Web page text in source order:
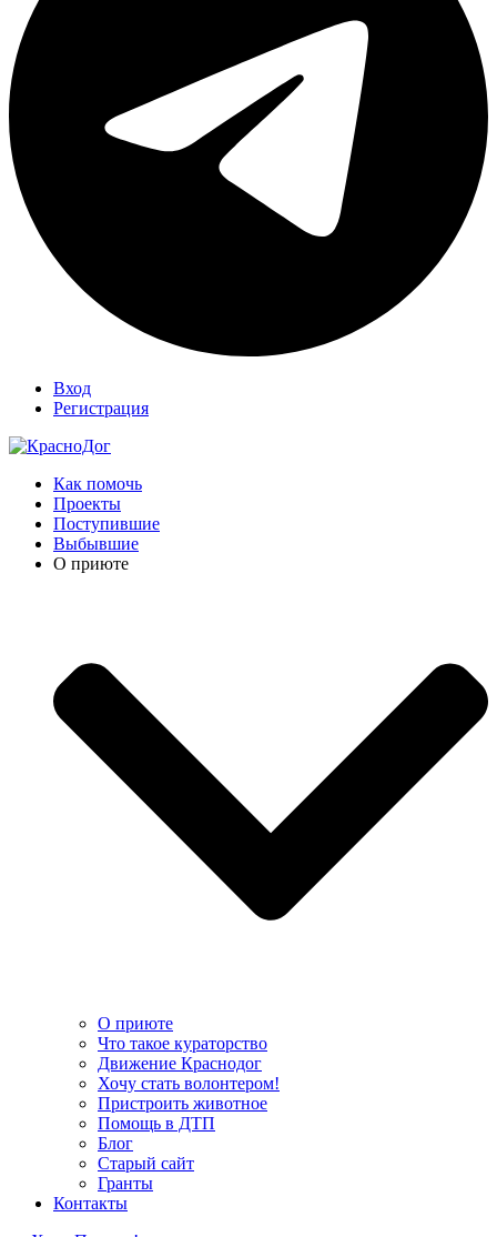
Вход
Регистрация
Как помочь
Проекты
Поступившие
Выбывшие
О приюте
О приюте
Что такое кураторство
Движение Краснодог
Хочу стать волонтером!
Пристроить животное
Помощь в ДТП
Блог
Старый сайт
Гранты
Контакты